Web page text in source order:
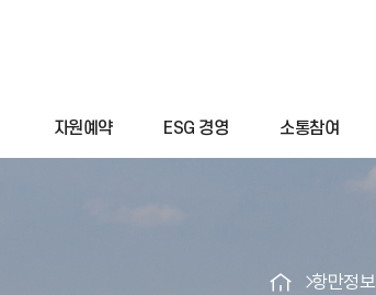
자원예약 ESG 경영 소통참여
항만정보